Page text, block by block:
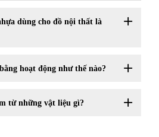
dùng cho đồ nội thất là
hoạt động như thế nào?
từ những vật liệu gì?